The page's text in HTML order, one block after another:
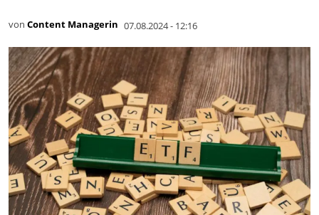
von Content Managerin 07.08.2024 - 12:16